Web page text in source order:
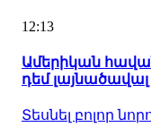
12:13
Ամերիկան
դեմ
Տեսնել բոլոր